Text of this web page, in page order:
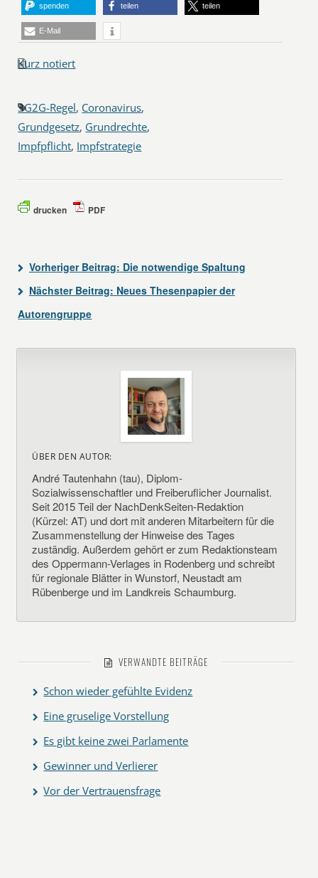
spenden teilen teilen
E-Mail
Kurz notiert
3G2G-Regel, Coronavirus,
Grundgesetz, Grundrechte,
Impfpflicht, Impfstrategie
drucken PDF
Vorheriger Beitrag: Die notwendige Spaltung
Nächster Beitrag: Neues Thesenpapier der
Autorengruppe
ÜBER DEN AUTOR:
André Tautenhahn (tau), Diplom-
Sozialwissenschaftler und Freiberuflicher Journalist.
Seit 2015 Teil der NachDenkSeiten-Redaktion
(Kürzel: AT) und dort mit anderen Mitarbeitern für die
Zusammenstellung der Hinweise des Tages
zuständig. Außerdem gehört er zum Redaktionsteam
des Oppermann-Verlages in Rodenberg und schreibt
für regionale Blätter in Wunstorf, Neustadt am
Rübenberge und im Landkreis Schaumburg.
VERWANDTE BEITRÄGE
Schon wieder gefühlte Evidenz
Eine gruselige Vorstellung
Es gibt keine zwei Parlamente
Gewinner und Verlierer
Vor der Vertrauensfrage